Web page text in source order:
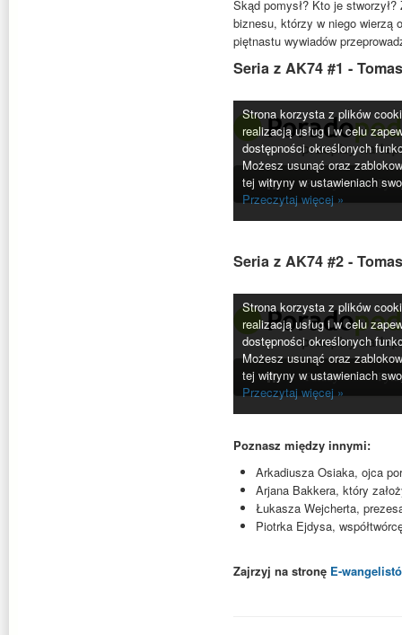
Skąd pomysł? Kto je
biznesu, którzy w niego wierzą
piętnastu wywiadów
Seria z AK74 #1 -
Seria z AK74 #2 -
Poznasz między innymi:
Arkadiusza Osiaka, ojca
Arjana Bakkera, który
Łukasza Wejcherta,
Piotrka Ejdysa,
Zajrzyj na stronę E-